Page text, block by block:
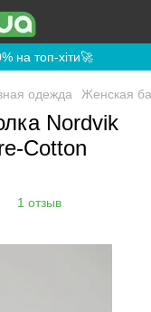
на топ-хіти🚀
одежда Женская
Nordvik
Cotton
1 отзыв